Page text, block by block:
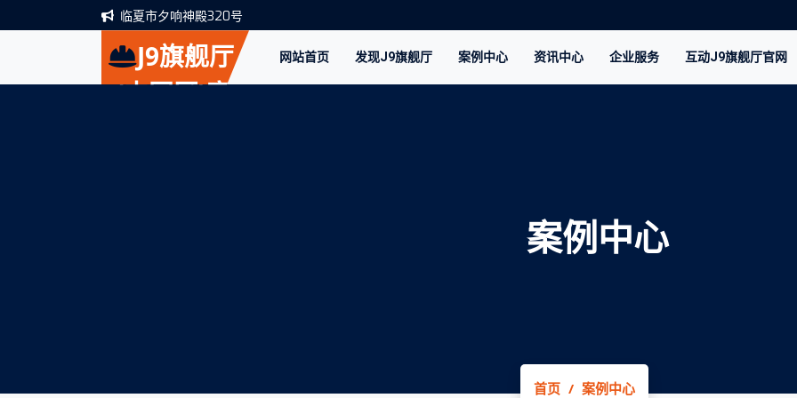
临夏市夕响神殿320号
J9旗舰厅
·(中国区)官
网站首页 发现J9旗舰厅 案例中心 资讯中心 企业服务 互动J9旗舰厅官网
案例中心
首页 案例中心